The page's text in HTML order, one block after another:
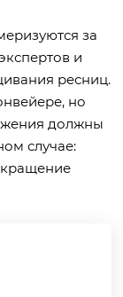
за
и
ресниц.
но
должны
случае: